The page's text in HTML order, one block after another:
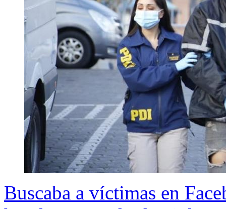
Buscaba a víctimas en